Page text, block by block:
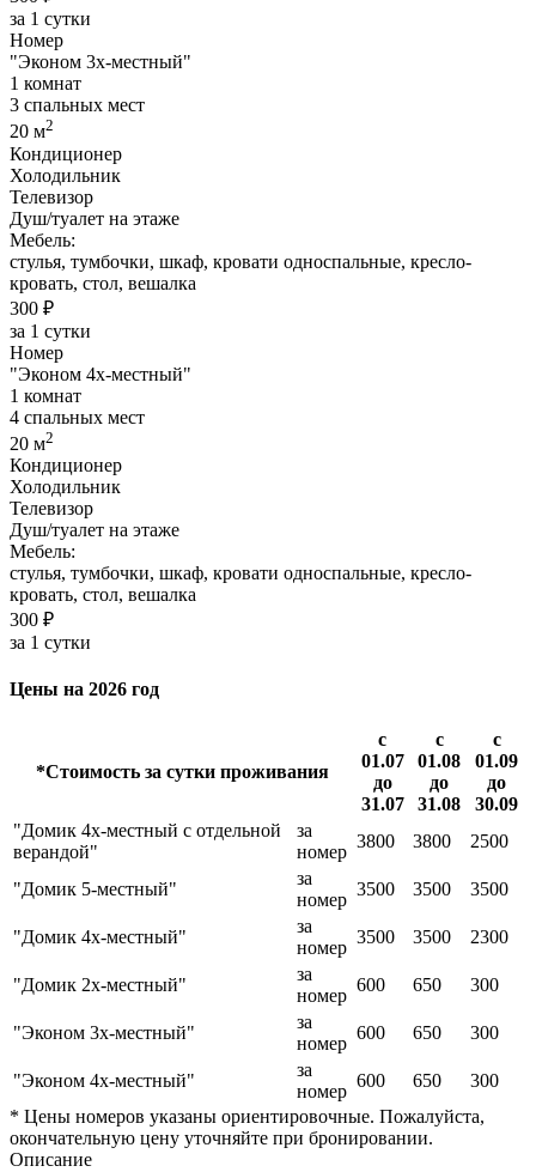
за 1 сутки
Номер
"Эконом 3х-местный"
1 комнат
3 спальных мест
20 м2
Кондиционер
Холодильник
Телевизор
Душ/туалет на этаже
Мебель:
стулья, тумбочки, шкаф, кровати односпальные, кресло-
кровать, стол, вешалка
300 ₽
за 1 сутки
Номер
"Эконом 4х-местный"
1 комнат
4 спальных мест
20 м2
Кондиционер
Холодильник
Телевизор
Душ/туалет на этаже
Мебель:
стулья, тумбочки, шкаф, кровати односпальные, кресло-
кровать, стол, вешалка
300 ₽
за 1 сутки
Цены на 2026 год
*Стоимость за сутки проживания
с
01.07
до
31.07
с
01.08
до
31.08
с
01.09
до
30.09
"Домик 4х-местный с отдельной
верандой"
за
номер
3800 3800 2500
"Домик 5-местный"
за
номер
3500 3500 3500
"Домик 4х-местный"
за
номер
3500 3500 2300
"Домик 2х-местный"
за
номер
600 650 300
"Эконом 3х-местный"
за
номер
600 650 300
"Эконом 4х-местный"
за
номер
600 650
300
* Цены номеров указаны ориентировочные. Пожалуйста,
окончательную цену уточняйте при бронировании.
Описание